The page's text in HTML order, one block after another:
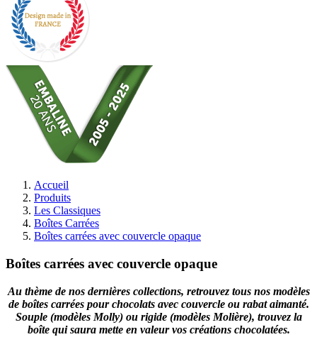
Accueil
Produits
Les Classiques
Boîtes Carrées
Boîtes carrées avec couvercle opaque
Boîtes carrées avec couvercle opaque
Au thème de nos dernières collections, retrouvez tous nos modèles
de boîtes carrées pour chocolats avec couvercle ou rabat aimanté.
Souple (modèles Molly) ou rigide (modèles Molière), trouvez la
boîte qui saura mette en valeur vos créations chocolatées.